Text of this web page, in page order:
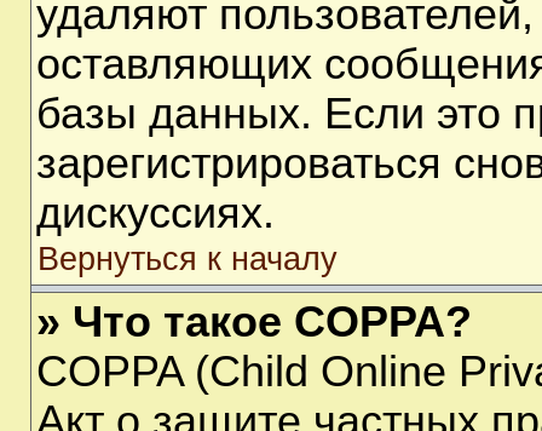
удаляют
оставляющих
базы данных. Если это
зарегистрироваться
дискуссиях.
Вернуться к началу
» Что такое COPPA?
COPPA (Child Online
Акт о защите частных